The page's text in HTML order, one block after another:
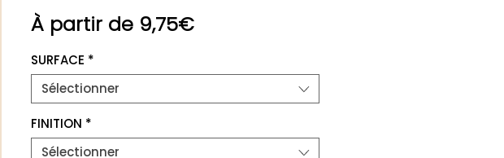
À partir de 9,75€Prix
SURFACE *
Sélectionner
FINITION *
Sélectionner